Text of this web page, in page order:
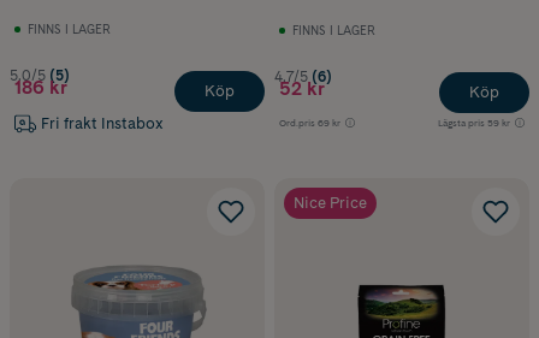
FINNS I LAGER
5.0/5 (5)
186 kr
Fri frakt Instabox
Köp
FINNS I LAGER
4.7/5 (6)
52 kr
Ord.pris 69 kr Lägsta pris 59 kr
Köp
Nice Price